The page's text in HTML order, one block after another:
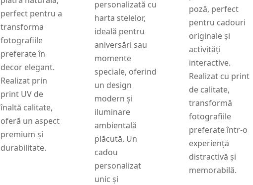
perfect pentru a
transforma
fotografiile
preferate în
decor elegant.
Realizat prin
print UV de
înaltă calitate,
oferă un aspect
premium și
durabilitate.
personalizată cu
harta stelelor,
ideală pentru
aniversări sau
momente
speciale, oferind
un design
modern și
iluminare
ambientală
plăcută. Un
cadou
personalizat
unic și
poză, perfect
pentru cadouri
originale și
activități
interactive.
Realizat cu print
de calitate,
transformă
fotografiile
preferate într-o
experiență
distractivă și
memorabilă.